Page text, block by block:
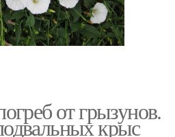
от грызунов.
крыс